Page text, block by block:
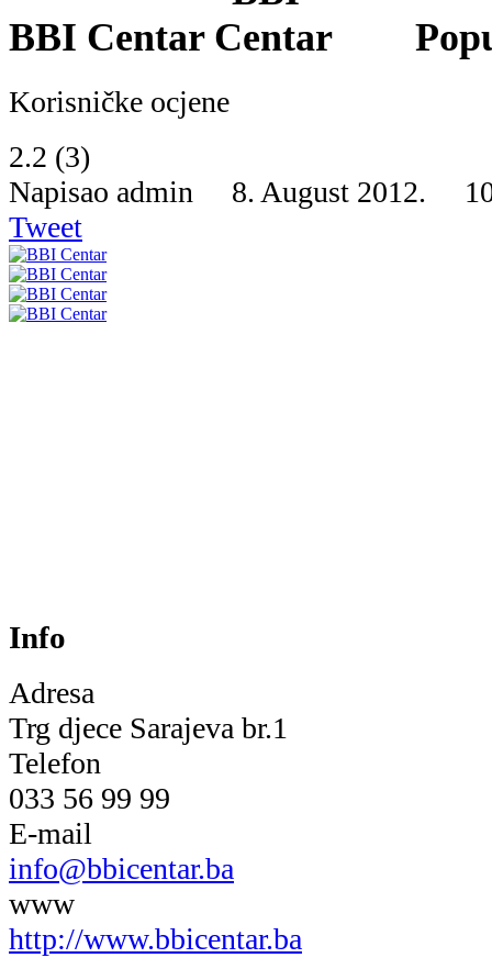
BBI Centar
Korisničke ocjene
2.2 (3)
Napisao admin 8. August 2012.
Tweet
Info
Adresa
Trg djece Sarajeva br.1
Telefon
033 56 99 99
E-mail
info@bbicentar.ba
www
http://www.bbicentar.ba